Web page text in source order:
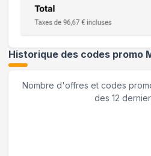
Historique des codes promo
Nombre d'offres et codes
des 12